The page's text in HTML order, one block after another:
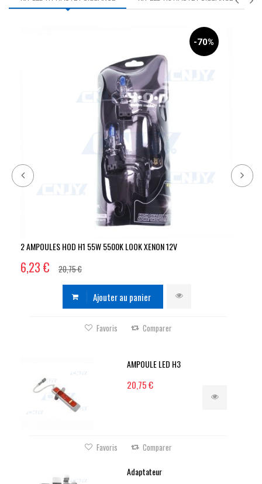
2 AMPOULES HOD H1 55W 5500K LOOK XENON 12V
6,23 € 20,75 €
-70%
Ajouter au panier
Favoris Comparer
AMPOULE LED H3
20,75 €
Favoris Comparer
Adaptateur